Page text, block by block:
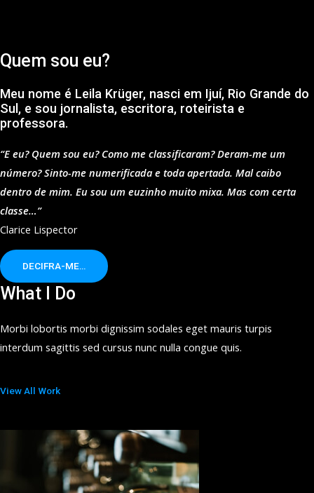
Quem sou eu?
Meu nome é Leila Krüger, nasci em Ijuí, Rio Grande do
Sul, e sou jornalista, escritora, roteirista e
professora.
“E eu? Quem sou eu? Como me classificaram? Deram-me um
número? Sinto-me numerificada e toda apertada. Mal caibo
dentro de mim. Eu sou um euzinho muito mixa. Mas com certa
classe…”
Clarice Lispector
DECIFRA-ME…
What I Do
Morbi lobortis morbi dignissim sodales eget mauris turpis
interdum sagittis sed cursus nunc nulla congue quis.
View All Work